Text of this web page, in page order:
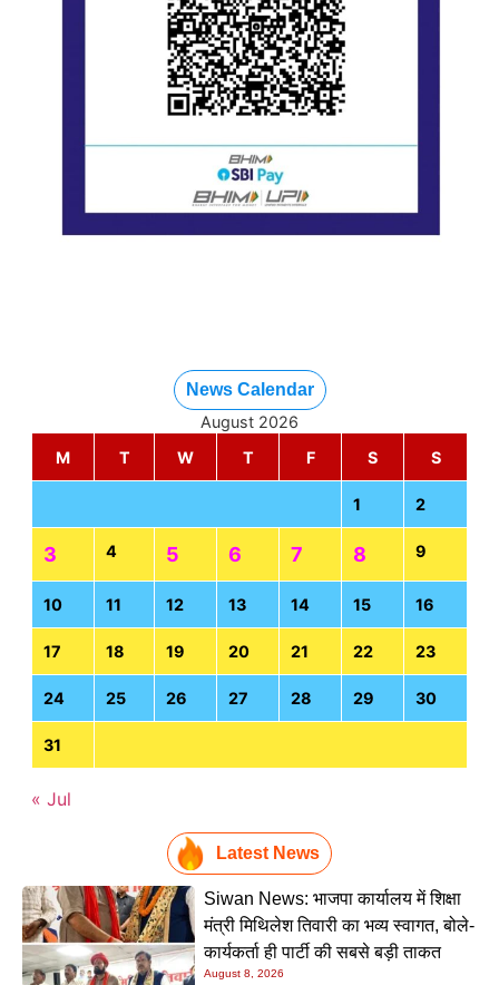
News Calendar
August 2026
M
T W T F S S
1 2
3 4 5 6 7 8 9
10 11 12 13 14 15 16
17 18 19 20 21 22 23
24 25 26 27 28 29 30
31
« Jul
Latest News
Siwan News: भाजपा कार्यालय में शिक्षा
मंत्री मिथिलेश तिवारी का भव्य स्वागत, बोले-
कार्यकर्ता ही पार्टी की सबसे बड़ी ताकत
August 8, 2026